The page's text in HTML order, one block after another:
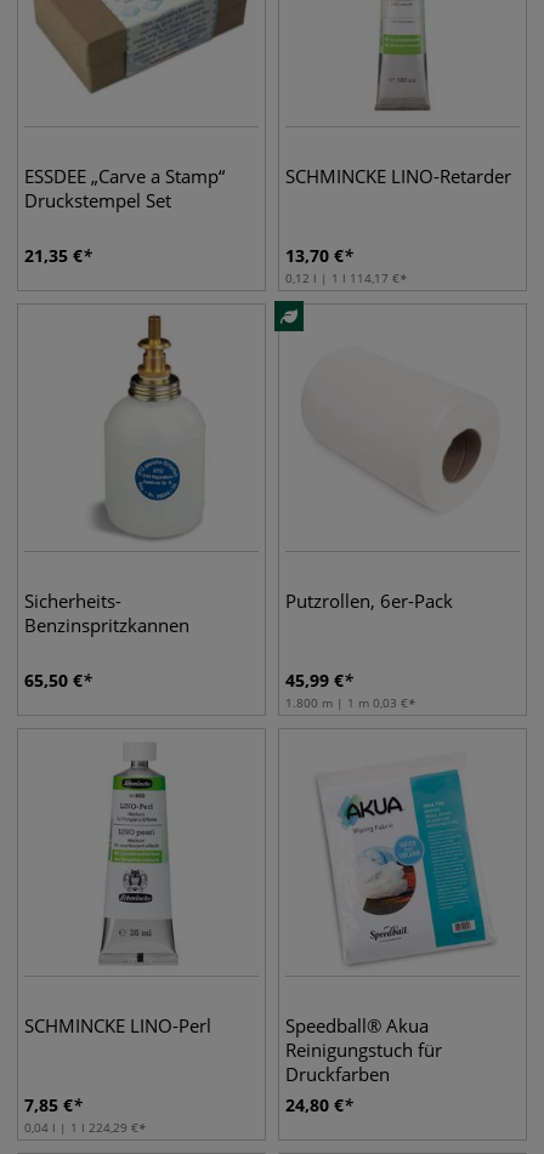
ESSDEE „Carve a Stamp“
Druckstempel Set
21,35 €
SCHMINCKE LINO-Retarder
13,70 €
0,12 l | 1 l 114,17 €
Sicherheits-
Benzinspritzkannen
65,50 €
Putzrollen, 6er-Pack
45,99 €
1.800 m | 1 m 0,03 €
SCHMINCKE LINO-Perl
7,85 €
0,04 l | 1 l 224,29 €
Speedball® Akua
Reinigungstuch für
Druckfarben
24,80 €